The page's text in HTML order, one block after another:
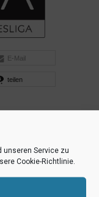
unseren Service zu
Cookie-Richtlinie.
E-Mail
teilen